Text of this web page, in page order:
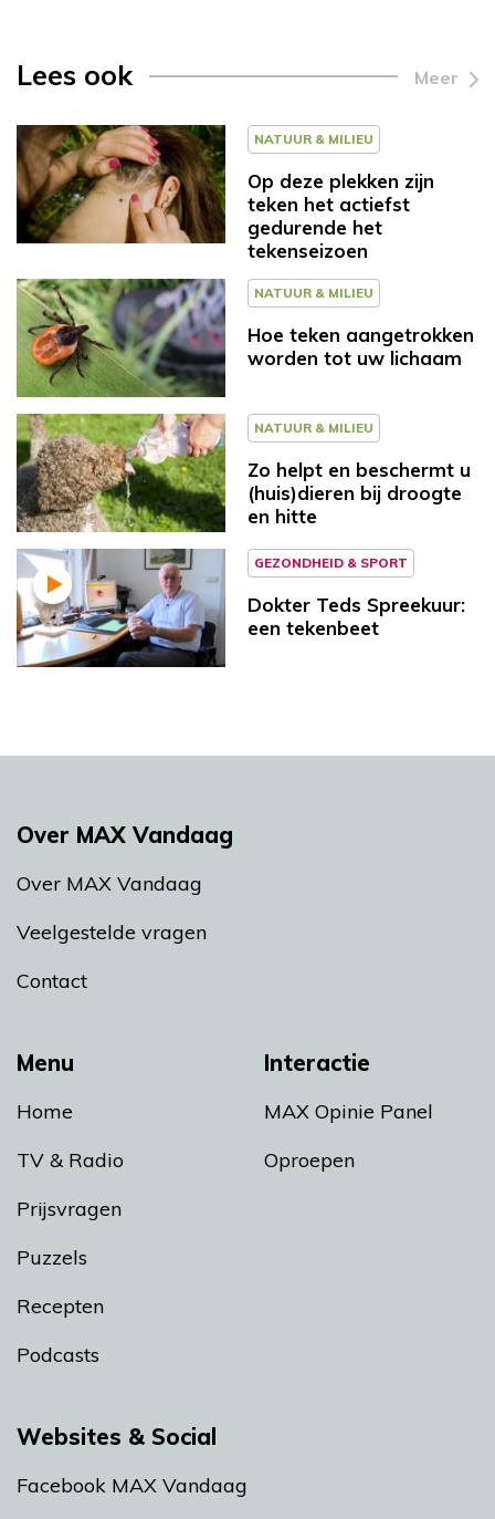
Lees ook Meer
NATUUR & MILIEU
Op deze plekken zijn
teken het actiefst
gedurende het
tekenseizoen
NATUUR & MILIEU
Hoe teken aangetrokken
worden tot uw lichaam
NATUUR & MILIEU
Zo helpt en beschermt u
(huis)dieren bij droogte
en hitte
GEZONDHEID & SPORT
Dokter Teds Spreekuur:
een tekenbeet
Menu
Home
TV & Radio
Prijsvragen
Puzzels
Recepten
Podcasts
Interactie
MAX Opinie Panel
Oproepen
Over MAX Vandaag
Over MAX Vandaag
Veelgestelde vragen
Contact
Websites & Social
Facebook MAX Vandaag